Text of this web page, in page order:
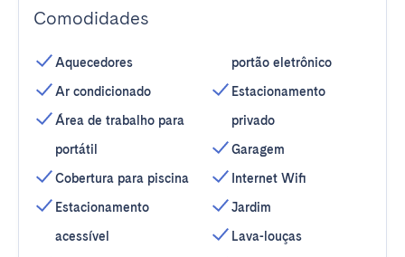
Comodidades
Aquecedores
Ar condicionado
Área de trabalho para
portátil
Cobertura para piscina
Estacionamento
acessível
portão eletrônico
Estacionamento
privado
Garagem
Internet Wifi
Jardim
Lava-louças